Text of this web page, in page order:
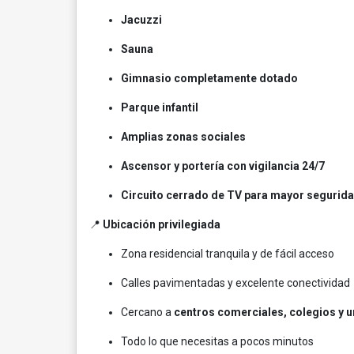
Jacuzzi
Sauna
Gimnasio completamente dotado
Parque infantil
Amplias zonas sociales
Ascensor y portería con vigilancia 24/7
Circuito cerrado de TV para mayor
📍 Ubicación privilegiada
Zona residencial tranquila y de fácil acceso
Calles pavimentadas y excelente conectividad
Cercano a centros comerciales, colegios y
Todo lo que necesitas a pocos minutos